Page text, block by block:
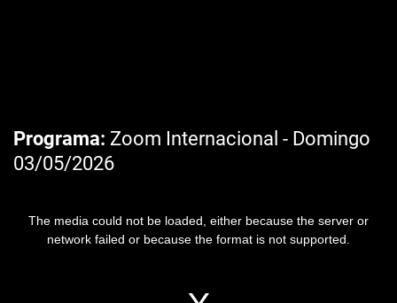
Programa Zoom Internacional - Domingo
03/05/2026
The media could not be loaded, either because the server or
network failed or because the format is not supported.